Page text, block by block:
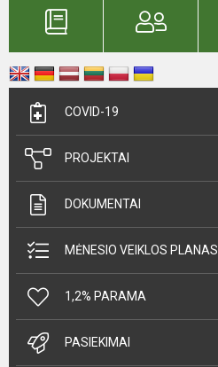
COVID-19
PROJEKTAI
DOKUMENTAI
MĖNESIO VEIKLOS PLANAS
1,2% PARAMA
PASIEKIMAI